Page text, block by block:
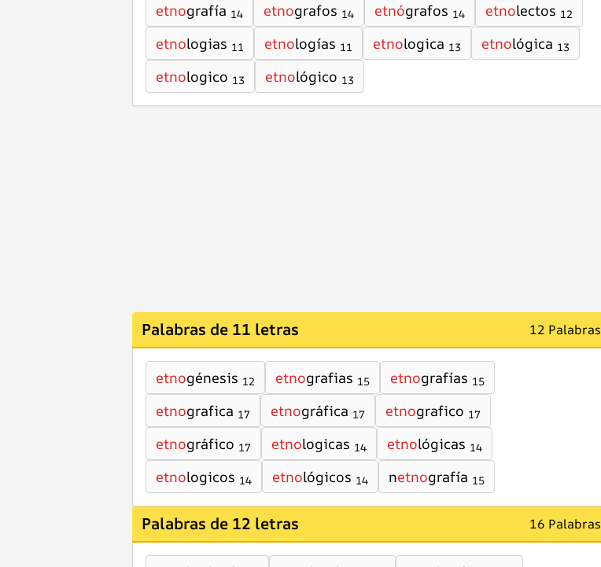
etnografía 14 etnografos 14 etnógrafos 14 etnolectos 12
etnologias 11 etnologías 11 etnologica 13 etnológica 13
etnologico 13 etnológico 13
Palabras de 11 letras 12 Palabras
etnogénesis 12 etnografias 15 etnografías 15
etnografica 17 etnográfica 17 etnografico 17
etnográfico 17 etnologicas 14 etnológicas 14
etnologicos 14 etnológicos 14 netnografía 15
Palabras de 12 letras 16 Palabras